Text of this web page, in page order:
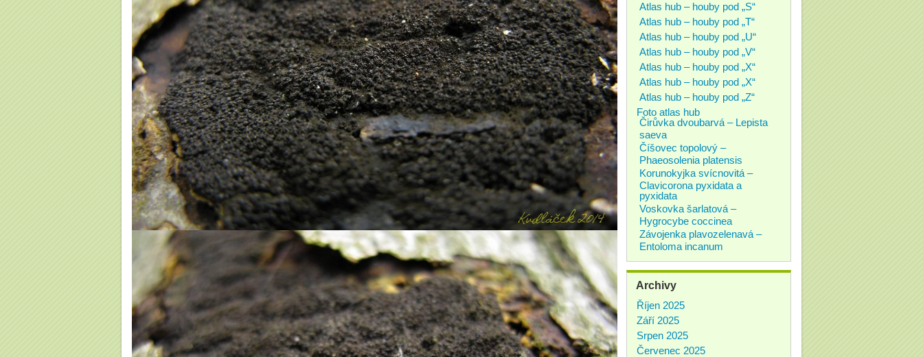
Atlas hub – houby pod „S“
Atlas hub – houby pod „T“
Atlas hub – houby pod „U“
Atlas hub – houby pod „V“
Atlas hub – houby pod „X“
Atlas hub – houby pod „X“
Atlas hub – houby pod „Z“
Foto atlas hub
Čirůvka dvoubarvá – Lepista
saeva
Číšovec topolový –
Phaeosolenia platensis
Korunokyjka svícnovitá –
Clavicorona pyxidata a
pyxidata
Voskovka šarlatová –
Hygrocybe coccinea
Závojenka plavozelenavá –
Entoloma incanum
Archivy
Říjen 2025
Září 2025
Srpen 2025
Červenec 2025